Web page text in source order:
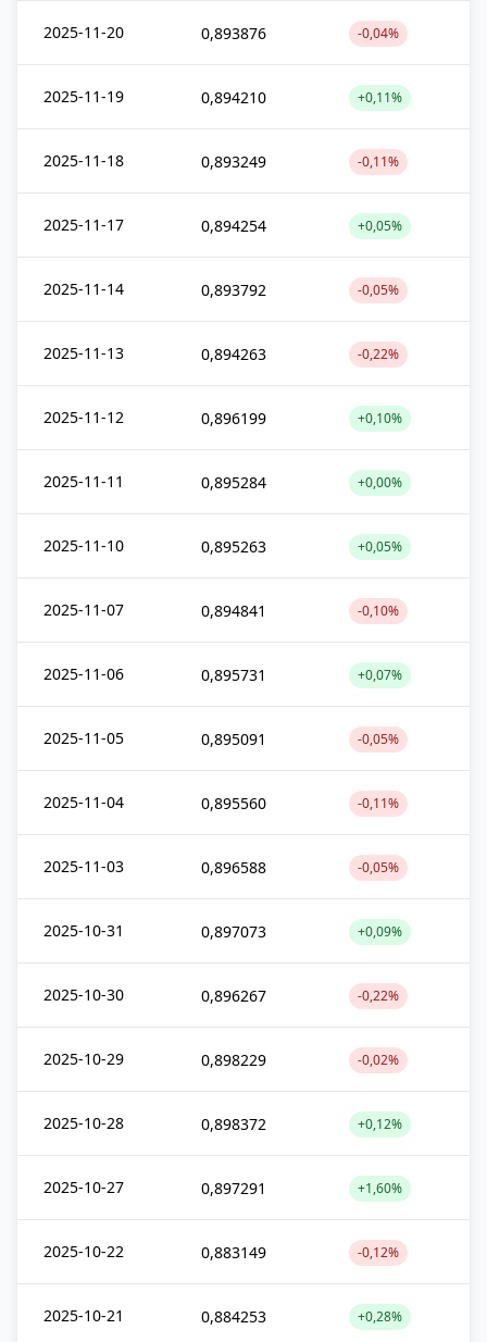
2025-11-20 0,893876 -0,04%
2025-11-19 0,894210 +0,11%
2025-11-18 0,893249 -0,11%
2025-11-17 0,894254 +0,05%
2025-11-14 0,893792 -0,05%
2025-11-13 0,894263 -0,22%
2025-11-12 0,896199 +0,10%
2025-11-11 0,895284 +0,00%
2025-11-10 0,895263 +0,05%
2025-11-07 0,894841 -0,10%
2025-11-06 0,895731 +0,07%
2025-11-05 0,895091 -0,05%
2025-11-04 0,895560 -0,11%
2025-11-03 0,896588 -0,05%
2025-10-31 0,897073 +0,09%
2025-10-30 0,896267 -0,22%
2025-10-29 0,898229 -0,02%
2025-10-28 0,898372 +0,12%
2025-10-27 0,897291 +1,60%
2025-10-22 0,883149 -0,12%
2025-10-21 0,884253 +0,28%